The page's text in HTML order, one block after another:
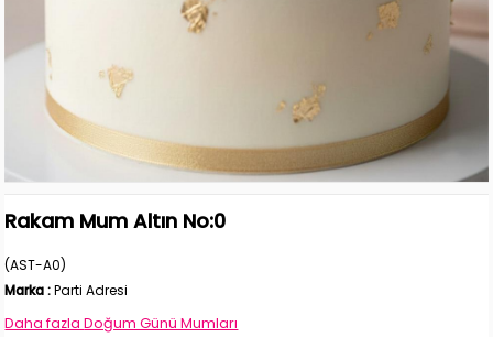
Rakam Mum Altın No:0
(AST-A0)
Marka : Parti Adresi
Daha fazlaDoğum Günü Mumları